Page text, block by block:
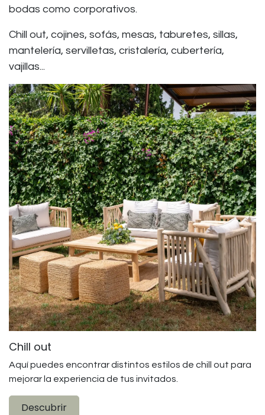
bodas como corporativos.
Chill out, cojines, sofás, mesas, taburetes, sillas,
mantelería, servilletas, cristalería, cubertería,
vajillas...
Chill out
Aquí puedes encontrar distintos estilos de chill out para
mejorar la experiencia de tus invitados.
Descubrir